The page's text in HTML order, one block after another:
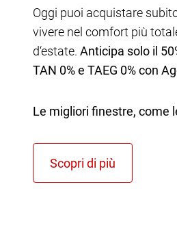
Oggi puoi acquistare
vivere nel comfort più
d‘estate. Anticipa solo il
TAN 0% e TAEG 0% con
Le migliori finestre, come